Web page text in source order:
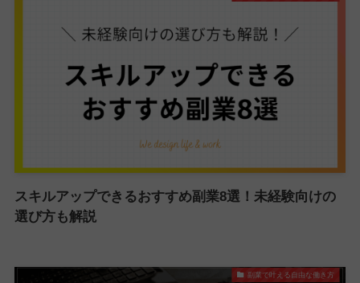
スキルアップできるおすすめ副業8選！未経験向けの
選び方も解説
副業で叶える自由な働き方